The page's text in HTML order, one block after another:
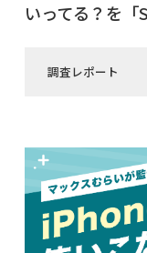
いってる？を
調査レポート